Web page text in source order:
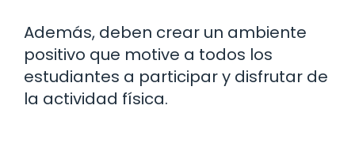
Además, deben crear un ambiente
positivo que motive a todos los
estudiantes a participar y disfrutar de
la actividad física.